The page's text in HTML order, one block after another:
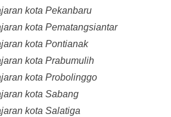
kota Pekanbaru
kota Pematangsiantar
kota Pontianak
kota Prabumulih
kota Probolinggo
kota Sabang
kota Salatiga